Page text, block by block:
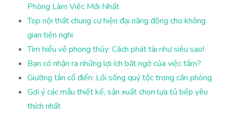
Phòng Làm Việc Mới Nhất
Top nội thất chung cư hiện đại năng động cho không
gian tiện nghi
Tìm hiểu về phong thủy: Cách phát tài như siêu sao!
Bạn có nhận ra những lợi ích bất ngờ của việc tắm?
Giường tân cổ điển: Lối sống quý tộc trong căn phòng
Gợi ý các mẫu thiết kế, sản xuất chọn lựa tủ bếp yêu
thích nhất